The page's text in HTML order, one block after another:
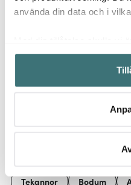
använda din data och i
Samla in information
kan ha en
Identifiera din enhet
Ta reda på mer om hur
Du kan ändra eller dra
Låt dig
Tekannor Bodum